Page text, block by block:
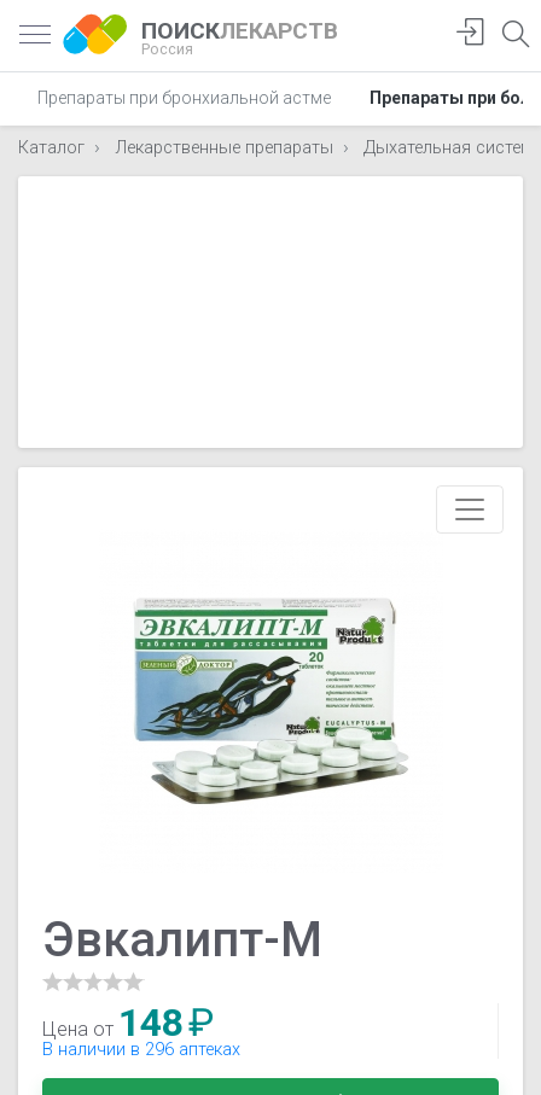
ПОИСКЛЕКАРСТВ
Россия
Препараты при бронхиальной астме Препараты при
Каталог Лекарственные препараты Дыхательная система
Эвкалипт-М
Цена от 148₽
В наличии в 296 аптеках